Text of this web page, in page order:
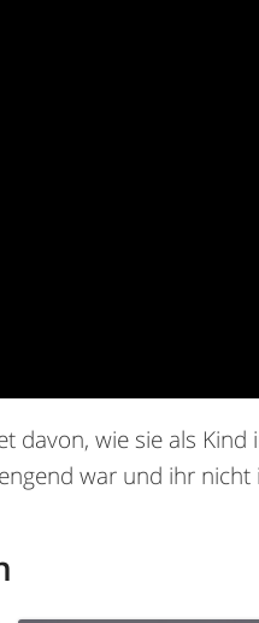
davon, wie sie als
war und ihr nicht